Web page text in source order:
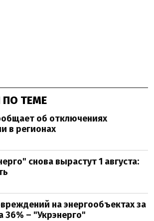
ТЕМЕ
об отключениях
в регионах
снова вырастут 1 августа:
на энергообъектах за
36% – "Укрэнерго"